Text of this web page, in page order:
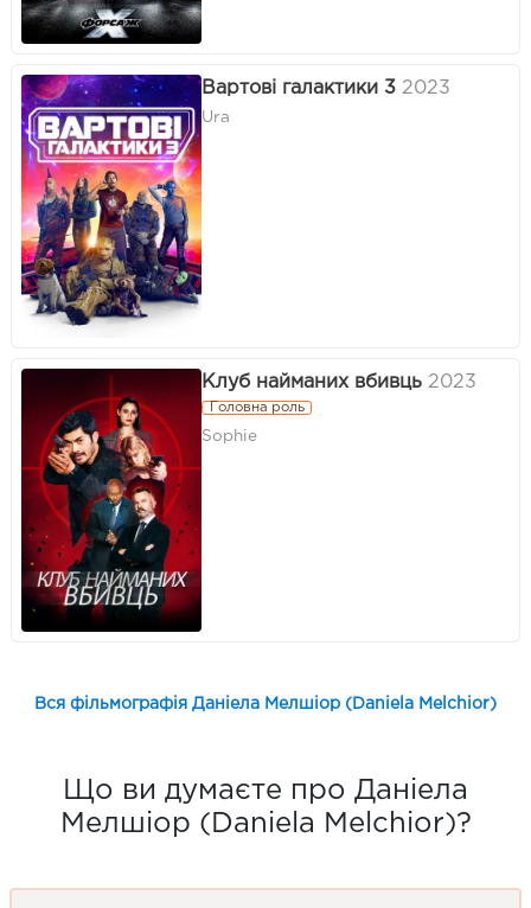
Вартові галактики 3 2023
Ura
Клуб найманих вбивць 2023
Головна роль
Sophie
Вся фільмографія Даніела Мелшіор (Daniela Melchior)
Що ви думаєте про Даніела
Мелшіор (Daniela Melchior)?